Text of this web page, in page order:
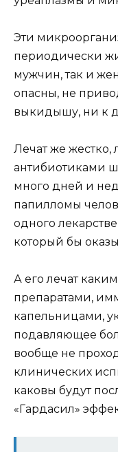
Эти
периодически
мужчин, так и
опасны, не
выкидышу, ни к
Лечат же жестко,
антибиотиками
много дней и
папилломы
одного
который бы
А его лечат
препаратами,
капельницами,
подавляющее
вообще не
клинических
каковы будут
«Гардасил»